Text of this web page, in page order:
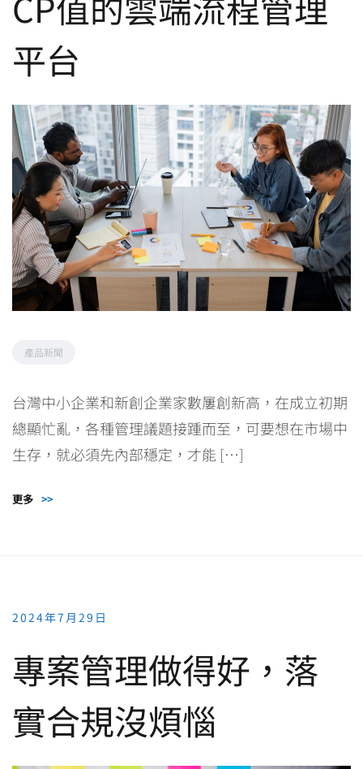
平台
產品新聞
台灣中小企業和新創企業家數屢創新高，在成立初期
總顯忙亂，各種管理議題接踵而至，可要想在市場中
生存，就必須先內部穩定，才能 […]
更多 >>
2024年7月29日
專案管理做得好，落
實合規沒煩惱